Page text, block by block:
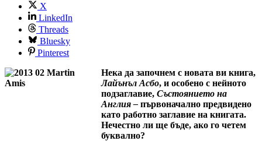
X
LinkedIn
Threads
Bluesky
Pinterest
Нека да започнем с новата ви книга,
Лайънъл Асбо, и особено с нейното
подзаглавие, Състоянието на
Англия – първоначално предвидено
като работно заглавие на книгата.
Нечестно ли ще бъде, ако го четем
буквално?